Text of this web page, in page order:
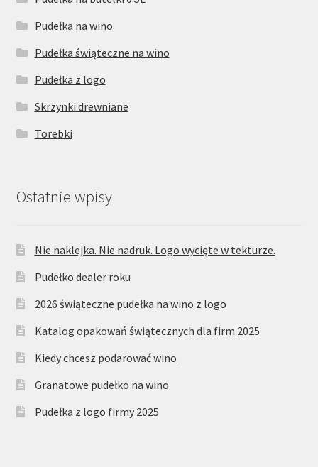
Pudełka na wino
Pudełka świąteczne na wino
Pudełka z logo
Skrzynki drewniane
Torebki
Ostatnie wpisy
Nie naklejka. Nie nadruk. Logo wycięte w tekturze.
Pudełko dealer roku
2026 świąteczne pudełka na wino z logo
Katalog opakowań świątecznych dla firm 2025
Kiedy chcesz podarować wino
Granatowe pudełko na wino
Pudełka z logo firmy 2025